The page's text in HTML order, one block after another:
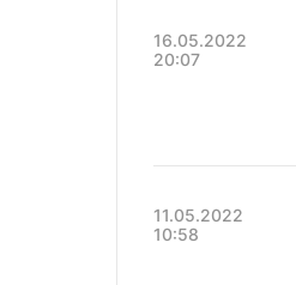
16.05.2022
20:07
11.05.2022
10:58